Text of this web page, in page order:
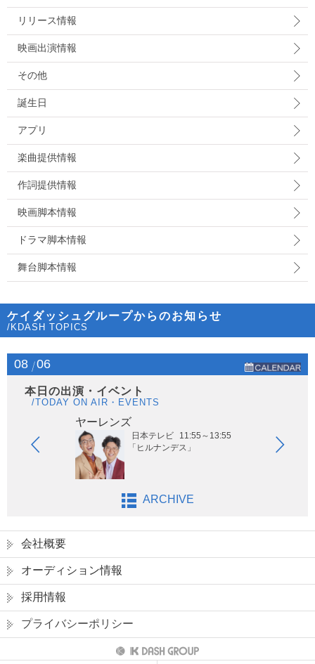
リリース情報
映画出演情報
その他
誕生日
アプリ
楽曲提供情報
作詞提供情報
映画脚本情報
ドラマ脚本情報
舞台脚本情報
ケイダッシュグループからのお知らせ
/KDASH TOPICS
08 06
本日の出演・イベント
/TODAY ON AIR・EVENTS
ヤーレンズ
日本テレビ 11:55～13:55
「ヒルナンデス」
ARCHIVE
会社概要
オーディション情報
採用情報
プライバシーポリシー